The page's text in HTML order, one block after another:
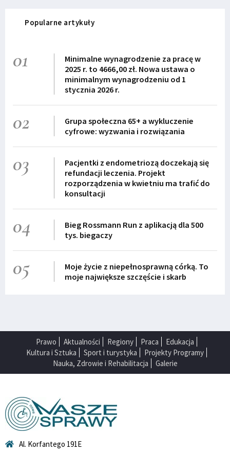
Popularne artykuły
01
Minimalne wynagrodzenie za pracę w
2025 r. to 4666,00 zł. Nowa ustawa o
minimalnym wynagrodzeniu od 1
stycznia 2026 r.
02
Grupa społeczna 65+ a wykluczenie
cyfrowe: wyzwania i rozwiązania
03
Pacjentki z endometriozą doczekają się
refundacji leczenia. Projekt
rozporządzenia w kwietniu ma trafić do
konsultacji
04
Bieg Rossmann Run z aplikacją dla 500
tys. biegaczy
05
Moje życie z niepełnosprawną córką. To
moje największe szczęście i skarb
Prawo Aktualności Regiony Praca
Edukacja
Kultura i Sztuka
Sport i turystyka
Projekty Programy
Nauka, Zdrowie i Rehabilitacja
Galerie
Al. Korfantego 191E